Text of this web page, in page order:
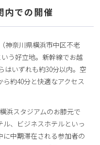
内での開催
神奈川県横浜市中区不老
う好立地。新幹線でお越
はいずれも約30分以内。空
約40分と快適なアクセス
浜スタジアムのお膝元で
、ビジネスホテルといっ
に中期滞在される参加者の